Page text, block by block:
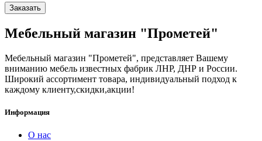
Заказать
Мебельный магазин "Прометей"
Мебельный магазин "Прометей", представляет Вашему
вниманию мебель известных фабрик ЛНР, ДНР и России.
Широкий ассортимент товара, индивидуальный подход к
каждому клиенту,скидки,акции!
Информация
О нас